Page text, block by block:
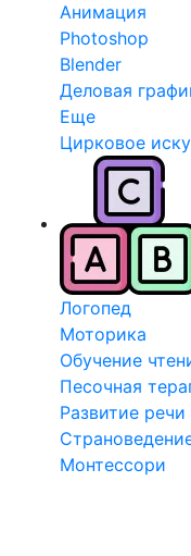
Анимация
Photoshop
Blender
Деловая
Еще
Цирковое
Логопед
Моторика
Обучение
Песочная
Развитие речи
Монтессори